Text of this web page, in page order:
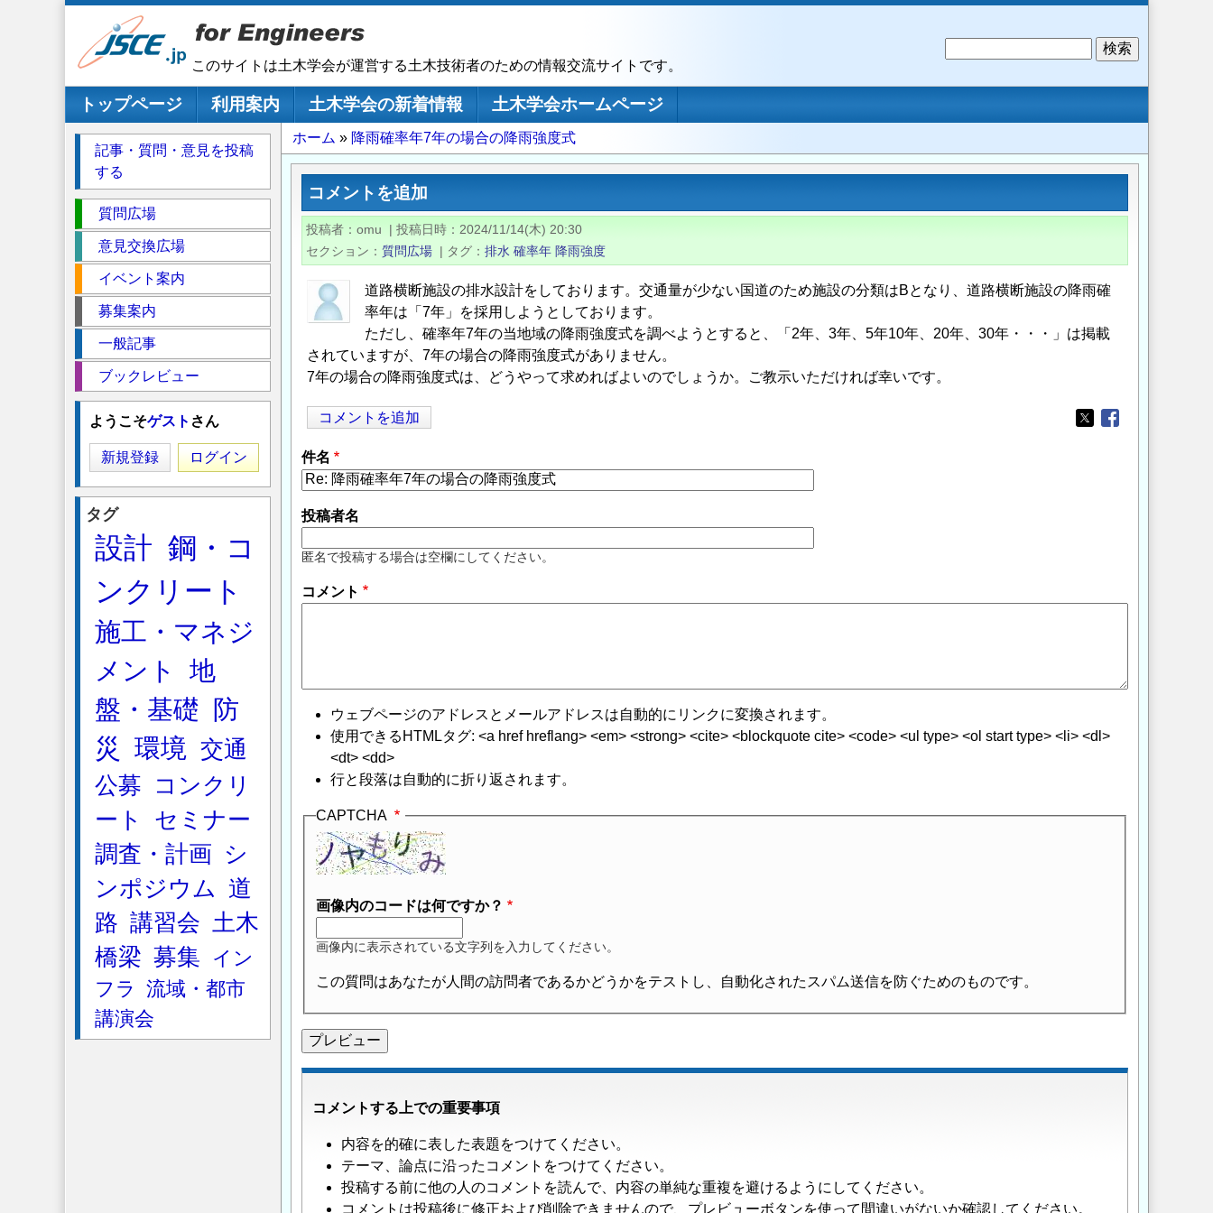
このサイトは土木学会が運営する土木技術者のための情報交流サイトです。
メインナビゲーション
トップページ 利用案内 土木学会の新着情報
土木学会ホームページ
パ
ン
ず
ホーム 降雨確率年7年の場合の降雨強度式
コメントを追加
投稿者 omu | 投稿日時
2024/11/14(木) 20:30
セクション
質問広場 | タグ 排水 確率年 降雨強度
道路横断施設の排水設計をしております。交通量が少ない国道のため施設の分類はBとなり、道路横断施設の降雨確
率年は「7年」を採用しようとしております。
ただし、確率年7年の当地域の降雨強度式を調べようとすると、「2年、3年、5年10年、20年、30年・・・」は掲載
されていますが、7年の場合の降雨強度式がありません。
7年の場合の降雨強度式は、どうやって求めればよいのでしょうか。ご教示いただければ幸いです。
コメントを追加
Opens in a new
Opens in a new
件名
投稿者名
匿名で投稿する場合は空欄にしてください。
コメント
ウェブページのアドレスとメールアドレスは自動的にリンクに変換されます。
使用できるHTMLタグ: <a href hreflang> <em> <strong> <cite> <blockquote cite> <code> <ul type> <ol start type> <li> <dl>
<dt> <dd>
行と段落は自動的に折り返されます。
CAPTCHA
画像内のコードは何ですか？
画像内に表示されている文字列を入力してください。
この質問はあなたが人間の訪問者であるかどうかをテストし、自動化されたスパム送信を防ぐためのものです。
コメントする上での重要事項
内容を的確に表した表題をつけてください。
テーマ、論点に沿ったコメントをつけてください。
投稿する前に他の人のコメントを読んで、内容の単純な重複を避けるようにしてください。
コメントは投稿後に修正および削除できませんので、プレビューボタンを使って間違いがないか確認してください。
記事・質問・意見を投稿
する
ク
シ
質問広場
意見交換広場
イベント案内
募集案内
一般記事
ブックレビュー
ようこそゲスト さん
新規登録 ログイン
タグ
設計 鋼・コ
ンクリート
施工・マネジ
メント
地
盤・基礎
防
災
環境 交通
公募
コンクリ
ート
セミナー
調査・計画
シ
ンポジウム 道
路 講習会 土木
橋梁 募集
イン
フラ
流域・都市
講演会